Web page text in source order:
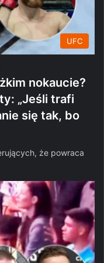
UFC
nokaucie?
„Jeśli trafi
się tak, bo
że powraca